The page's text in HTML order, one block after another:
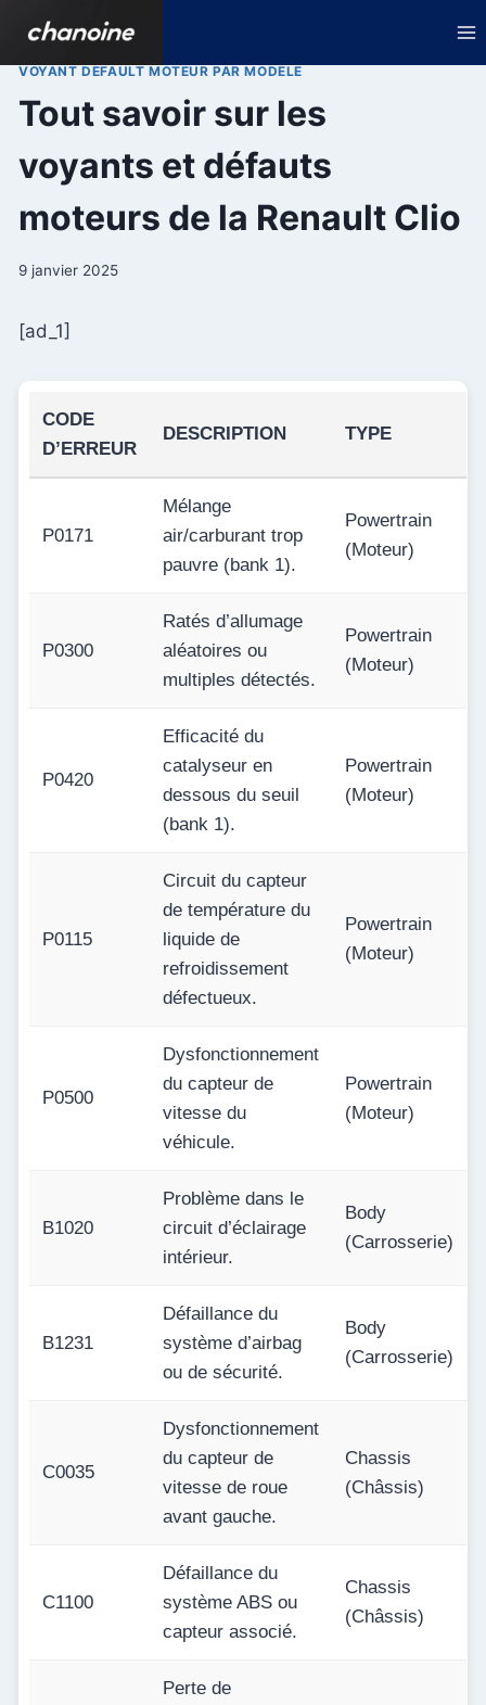
contenu
VOYANT DEFAULT MOTEUR PAR MODELE
Tout savoir sur les
voyants et défauts
moteurs de la Renault Clio
9 janvier 2025
[ad_1]
CODE
D’ERREUR
DESCRIPTION TYPE
P0171
Mélange
air/carburant trop
pauvre (bank 1).
Powertrain
(Moteur)
P0300
Ratés d’allumage
aléatoires ou
multiples détectés.
Powertrain
(Moteur)
P0420
Efficacité du
catalyseur en
dessous du seuil
(bank 1).
Powertrain
(Moteur)
P0115
Circuit du capteur
de température du
liquide de
refroidissement
défectueux.
Powertrain
(Moteur)
P0500
Dysfonctionnement
du capteur de
vitesse du
véhicule.
Powertrain
(Moteur)
B1020
Problème dans le
circuit d’éclairage
intérieur.
Body
(Carrosserie)
B1231
Défaillance du
système d’airbag
ou de sécurité.
Body
(Carrosserie)
C0035
Dysfonctionnement
du capteur de
vitesse de roue
avant gauche.
Chassis
(Châssis)
C1100
Défaillance du
système ABS ou
capteur associé.
Chassis
(Châssis)
Perte de